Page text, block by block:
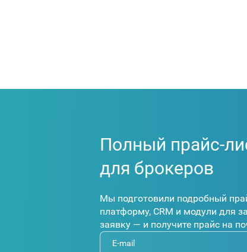
Полный прайс-
для брокеров
Мы подготовили подробный
платформу, CRM и модули для
заявку — и получите прайс на